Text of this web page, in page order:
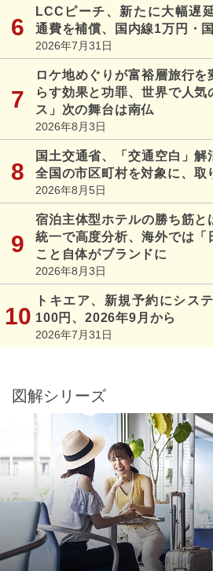
LCCピーチ、新たに大幅遅
通費を補償、国内線1万円・
2026年7月31日
ロケ地めぐりが富裕層旅行
らす効果と功罪、世界で人気
ス」次の舞台は南仏
2026年8月3日
国土交通省、「交通空白」解
全国の市区町村を対象に、取
2026年8月5日
宿泊主体型ホテルの勝ち筋
統一で高度分析、海外では「
こと自体がブランドに
2026年8月3日
トキエア、新規予約にシス
100円、2026年9月から
2026年7月31日
図解シリーズ